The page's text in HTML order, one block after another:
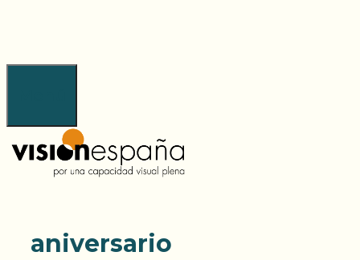
aniversario